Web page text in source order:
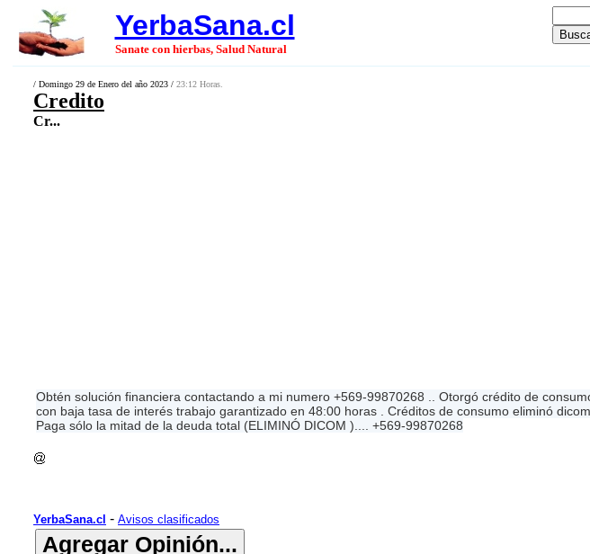
YerbaSana.cl
Sanate con hierbas, Salud Natural
/ Domingo 29 de Enero del año 2023 / 23:12 Horas.
Credito
Cr...
Obtén solución financiera contactando a mi numero +569-99870268 .. Otorgó crédito de
con baja tasa de interés trabajo garantizado en 48:00 horas . Créditos de consumo eliminó
Paga sólo la mitad de la deuda total (ELIMINÓ DICOM ).... +569-99870268
YerbaSana.cl - Avisos clasificados